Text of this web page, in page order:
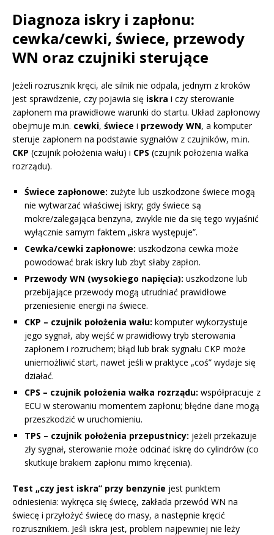
Diagnoza iskry i zapłonu:
cewka/cewki, świece, przewody
WN oraz czujniki sterujące
Jeżeli rozrusznik kręci, ale silnik nie odpala, jednym z kroków
jest sprawdzenie, czy pojawia się iskra i czy sterowanie
zapłonem ma prawidłowe warunki do startu. Układ zapłonowy
obejmuje m.in. cewki, świece i przewody WN, a komputer
steruje zapłonem na podstawie sygnałów z czujników, m.in.
CKP (czujnik położenia wału) i CPS (czujnik położenia wałka
rozrządu).
Świece zapłonowe: zużyte lub uszkodzone świece mogą
nie wytwarzać właściwej iskry; gdy świece są
mokre/zalegająca benzyna, zwykle nie da się tego wyjaśnić
wyłącznie samym faktem „iskra występuje”.
Cewka/cewki zapłonowe: uszkodzona cewka może
powodować brak iskry lub zbyt słaby zapłon.
Przewody WN (wysokiego napięcia): uszkodzone lub
przebijające przewody mogą utrudniać prawidłowe
przeniesienie energii na świece.
CKP – czujnik położenia wału: komputer wykorzystuje
jego sygnał, aby wejść w prawidłowy tryb sterowania
zapłonem i rozruchem; błąd lub brak sygnału CKP może
uniemożliwić start, nawet jeśli w praktyce „coś” wydaje się
działać.
CPS – czujnik położenia wałka rozrządu: współpracuje z
ECU w sterowaniu momentem zapłonu; błędne dane mogą
przeszkodzić w uruchomieniu.
TPS – czujnik położenia przepustnicy: jeżeli przekazuje
zły sygnał, sterowanie może odcinać iskrę do cylindrów (co
skutkuje brakiem zapłonu mimo kręcenia).
Test „czy jest iskra” przy benzynie jest punktem
odniesienia: wykręca się świecę, zakłada przewód WN na
świecę i przyłożyć świecę do masy, a następnie kręcić
rozrusznikiem. Jeśli iskra jest, problem najpewniej nie leży